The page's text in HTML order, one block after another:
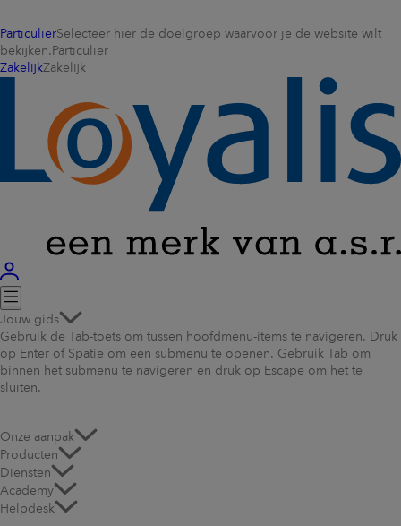
ParticulierSelecteer hier de doelgroep waarvoor je de website wilt
bekijken. Particulier
ZakelijkZakelijk
Jouw gids
Gebruik de Tab-toets om tussen hoofdmenu-items te navigeren. Druk
op Enter of Spatie om een submenu te openen. Gebruik Tab om
binnen het submenu te navigeren en druk op Escape om het te
sluiten.
Onze aanpak
Producten
Diensten
Academy
Helpdesk